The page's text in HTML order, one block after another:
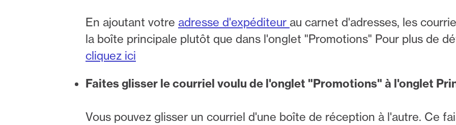
En ajoutant votre adresse d'expéditeur au carnet d'adresses, les
la boîte principale plutôt que dans l'onglet "Promotions" Pour plus de
cliquez ici
Faites glisser le courriel voulu de l'onglet "Promotions" à l'onglet
Vous pouvez glisser un courriel d'une boîte de réception à l'autre. Ce